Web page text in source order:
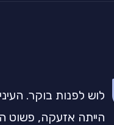
לוש לפנות בוקר.
הייתה אזעקה, פשוט